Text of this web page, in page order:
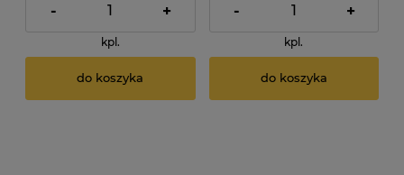
- +
kpl.
do koszyka
- +
kpl.
do koszyka